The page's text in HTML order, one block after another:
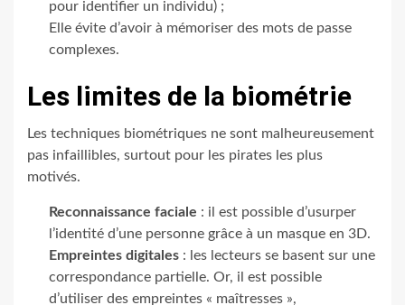
pour identifier un individu) ;
Elle évite d’avoir à mémoriser des mots de passe
complexes.
Les limites de la biométrie
Les techniques biométriques ne sont malheureusement
pas infaillibles, surtout pour les pirates les plus
motivés.
Reconnaissance faciale : il est possible d’usurper
l’identité d’une personne grâce à un masque en 3D.
Empreintes digitales : les lecteurs se basent sur une
correspondance partielle. Or, il est possible
d’utiliser des empreintes « maîtresses »,